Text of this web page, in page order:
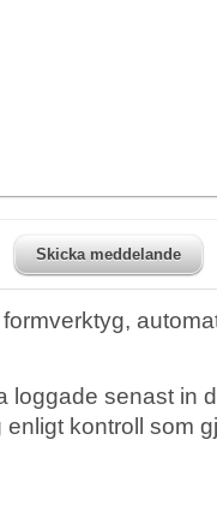
Skicka meddelande
loggade senast in
kontroll som